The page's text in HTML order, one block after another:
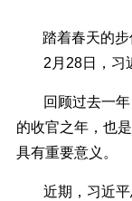
踏着春天的步伐
2月28日，习
回顾过去一
的收官之年，也
具有重要意义。
近期，习近